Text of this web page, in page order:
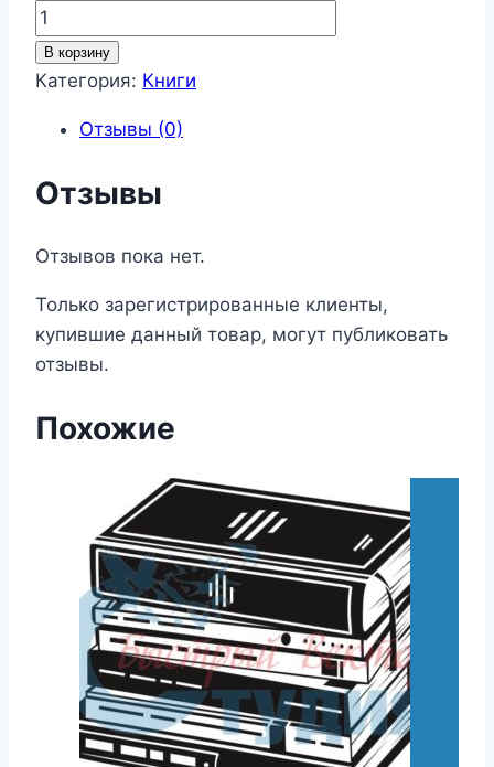
Количество
товара
Книги
В корзину
Категория: Книги
Отзывы (0)
Отзывы
Отзывов пока нет.
Только зарегистрированные клиенты,
купившие данный товар, могут публиковать
отзывы.
Похожие